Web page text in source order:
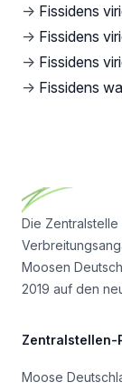
→ Fissidens
→ Fissidens
→ Fissidens
→ Fissidens
Die
Moosen
2019 auf den
Zentralstellen-
Moose